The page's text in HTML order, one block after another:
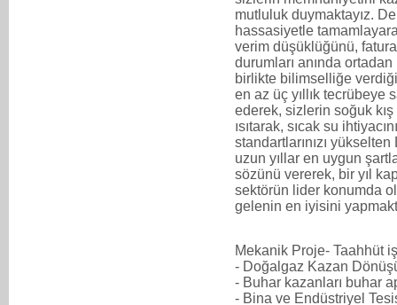
mutluluk duymaktayız.
hassasiyetle
verim düşüklüğünü,
durumları anında
birlikte bilimselliğe
en az üç yıllık
ederek, sizlerin soğuk
ısıtarak, sıcak su
standartlarınızı
uzun yıllar en uygun
sözünü vererek, bir yıl
sektörün lider konumda
gelenin en iyisini
Mekanik Proje- Taahhüt
- Doğalgaz Kazan
- Buhar kazanları buhar
- Bina ve Endüstriyel